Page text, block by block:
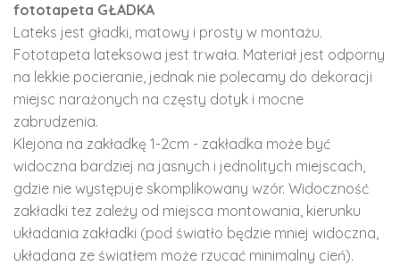
fototapeta GŁADKA
Lateks jest gładki, matowy i prosty w montażu.
Fototapeta lateksowa jest trwała. Materiał jest odporny
na lekkie pocieranie, jednak nie polecamy do dekoracji
miejsc narażonych na częsty dotyk i mocne
zabrudzenia.
Klejona na zakładkę 1-2cm - zakładka może być
widoczna bardziej na jasnych i jednolitych miejscach,
gdzie nie występuje skomplikowany wzór. Widoczność
zakładki tez zależy od miejsca montowania, kierunku
układania zakładki (pod światło będzie mniej widoczna,
układana ze światłem może rzucać minimalny cień).